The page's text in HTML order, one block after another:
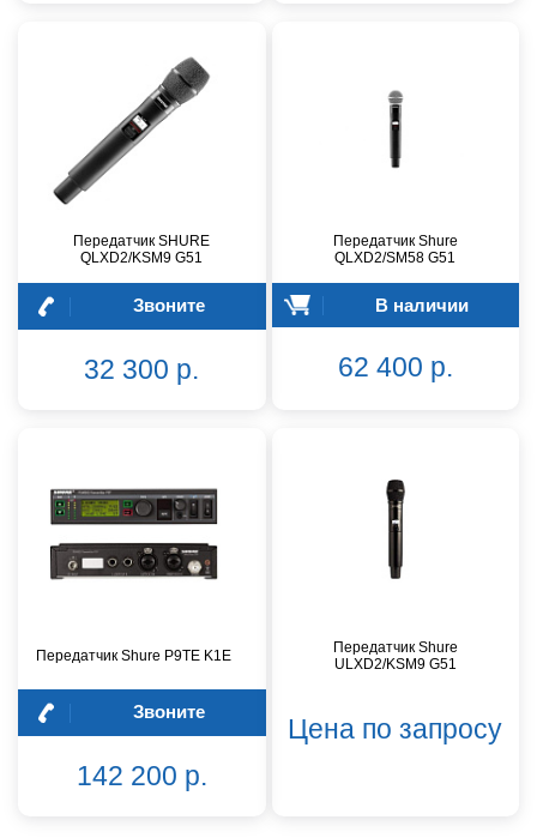
Передатчик SHURE
QLXD2/KSM9 G51
Звоните
32 300 р.
Передатчик Shure
QLXD2/SM58 G51
В наличии
62 400 р.
Передатчик Shure P9TE K1E
Звоните
142 200 р.
Передатчик Shure
ULXD2/KSM9 G51
Цена по запросу